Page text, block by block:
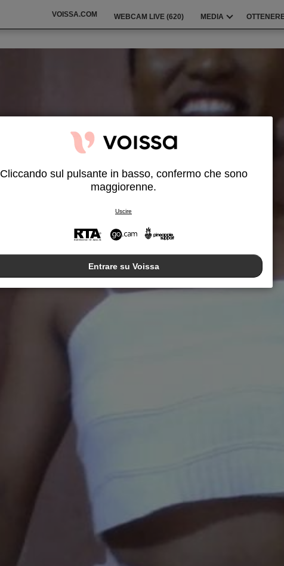
VOISSA.COM WEBCAM LIVE (620) MEDIA
Cliccando sul pulsante in basso, confermo che sono
maggiorenne.
Uscire
Entrare su Voissa